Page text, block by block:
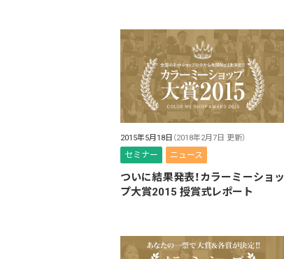
2015年5月18日 （2018年2月7日 更新）
セミナー ニュース
ついに結果発表！カラーミーショッ
プ大賞2015 授賞式レポート